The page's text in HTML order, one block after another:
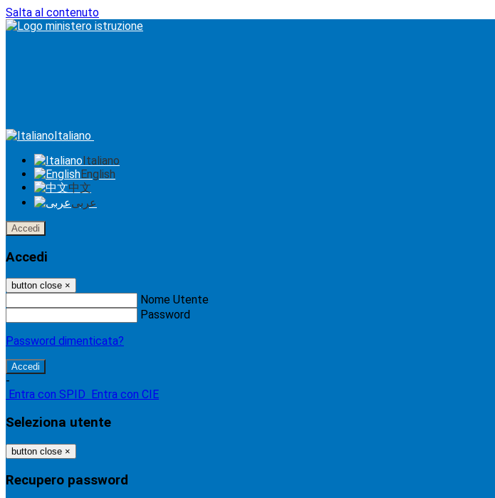
Salta al contenuto
Italiano
Italiano
English
中文
عربى
Accedi
Accedi
button close ×
Nome Utente
Password
Password dimenticata?
-
Entra con SPID
Entra con CIE
Seleziona utente
button close ×
Recupero password